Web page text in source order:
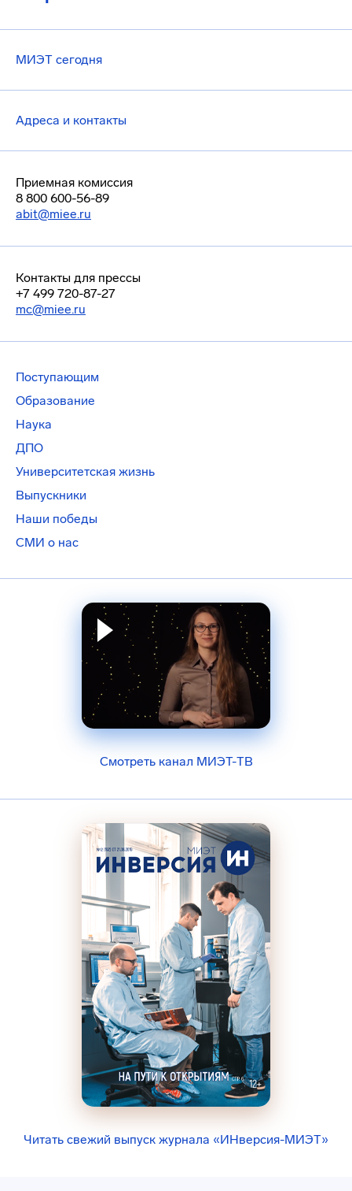
МИЭТ сегодня
Адреса и контакты
Приемная комиссия
8 800 600-56-89
abit@miee.ru
Контакты для прессы
+7 499 720-87-27
mc@miee.ru
Поступающим
Образование
Наука
ДПО
Университетская жизнь
Выпускники
Наши победы
СМИ о нас
Смотреть канал МИЭТ-ТВ
Читать свежий выпуск журнала «ИНверсия-МИЭТ»